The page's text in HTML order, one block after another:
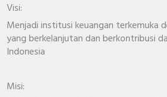
Visi:
Menjadi institusi keuangan terkemuka
yang berkelanjutan dan berkontribusi
Indonesia
Misi: